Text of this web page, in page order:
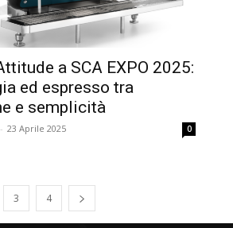
a SCA EXPO 2025:
ed espresso tra
e semplicità
- 23 Aprile 2025 0
3 4